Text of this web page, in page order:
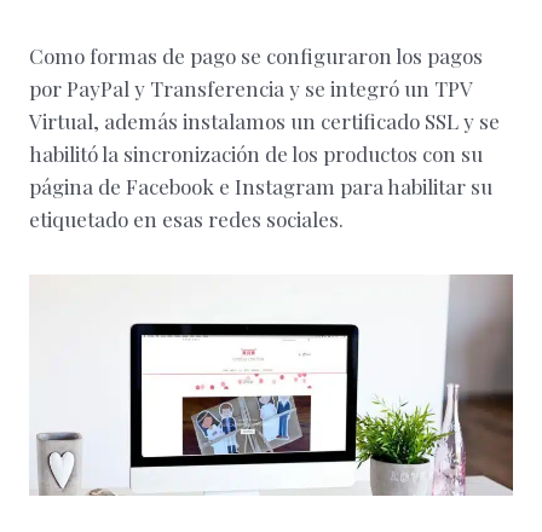
Como formas de pago se configuraron los pagos
por PayPal y Transferencia y se integró un TPV
Virtual, además instalamos un certificado SSL y se
habilitó la sincronización de los productos con su
página de Facebook e Instagram para habilitar su
etiquetado en esas redes sociales.